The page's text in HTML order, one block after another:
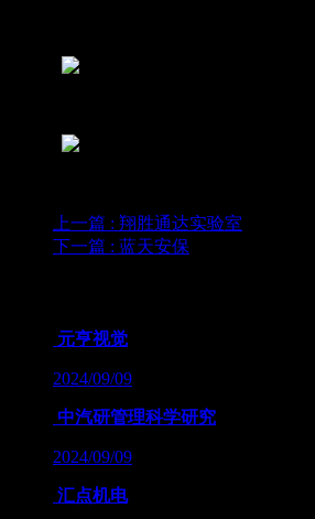
上一篇 : 翔胜通达实验室
下一篇 : 蓝天安保
元亨视觉
2024/09/09
中汽研管理科学研究
2024/09/09
汇点机电